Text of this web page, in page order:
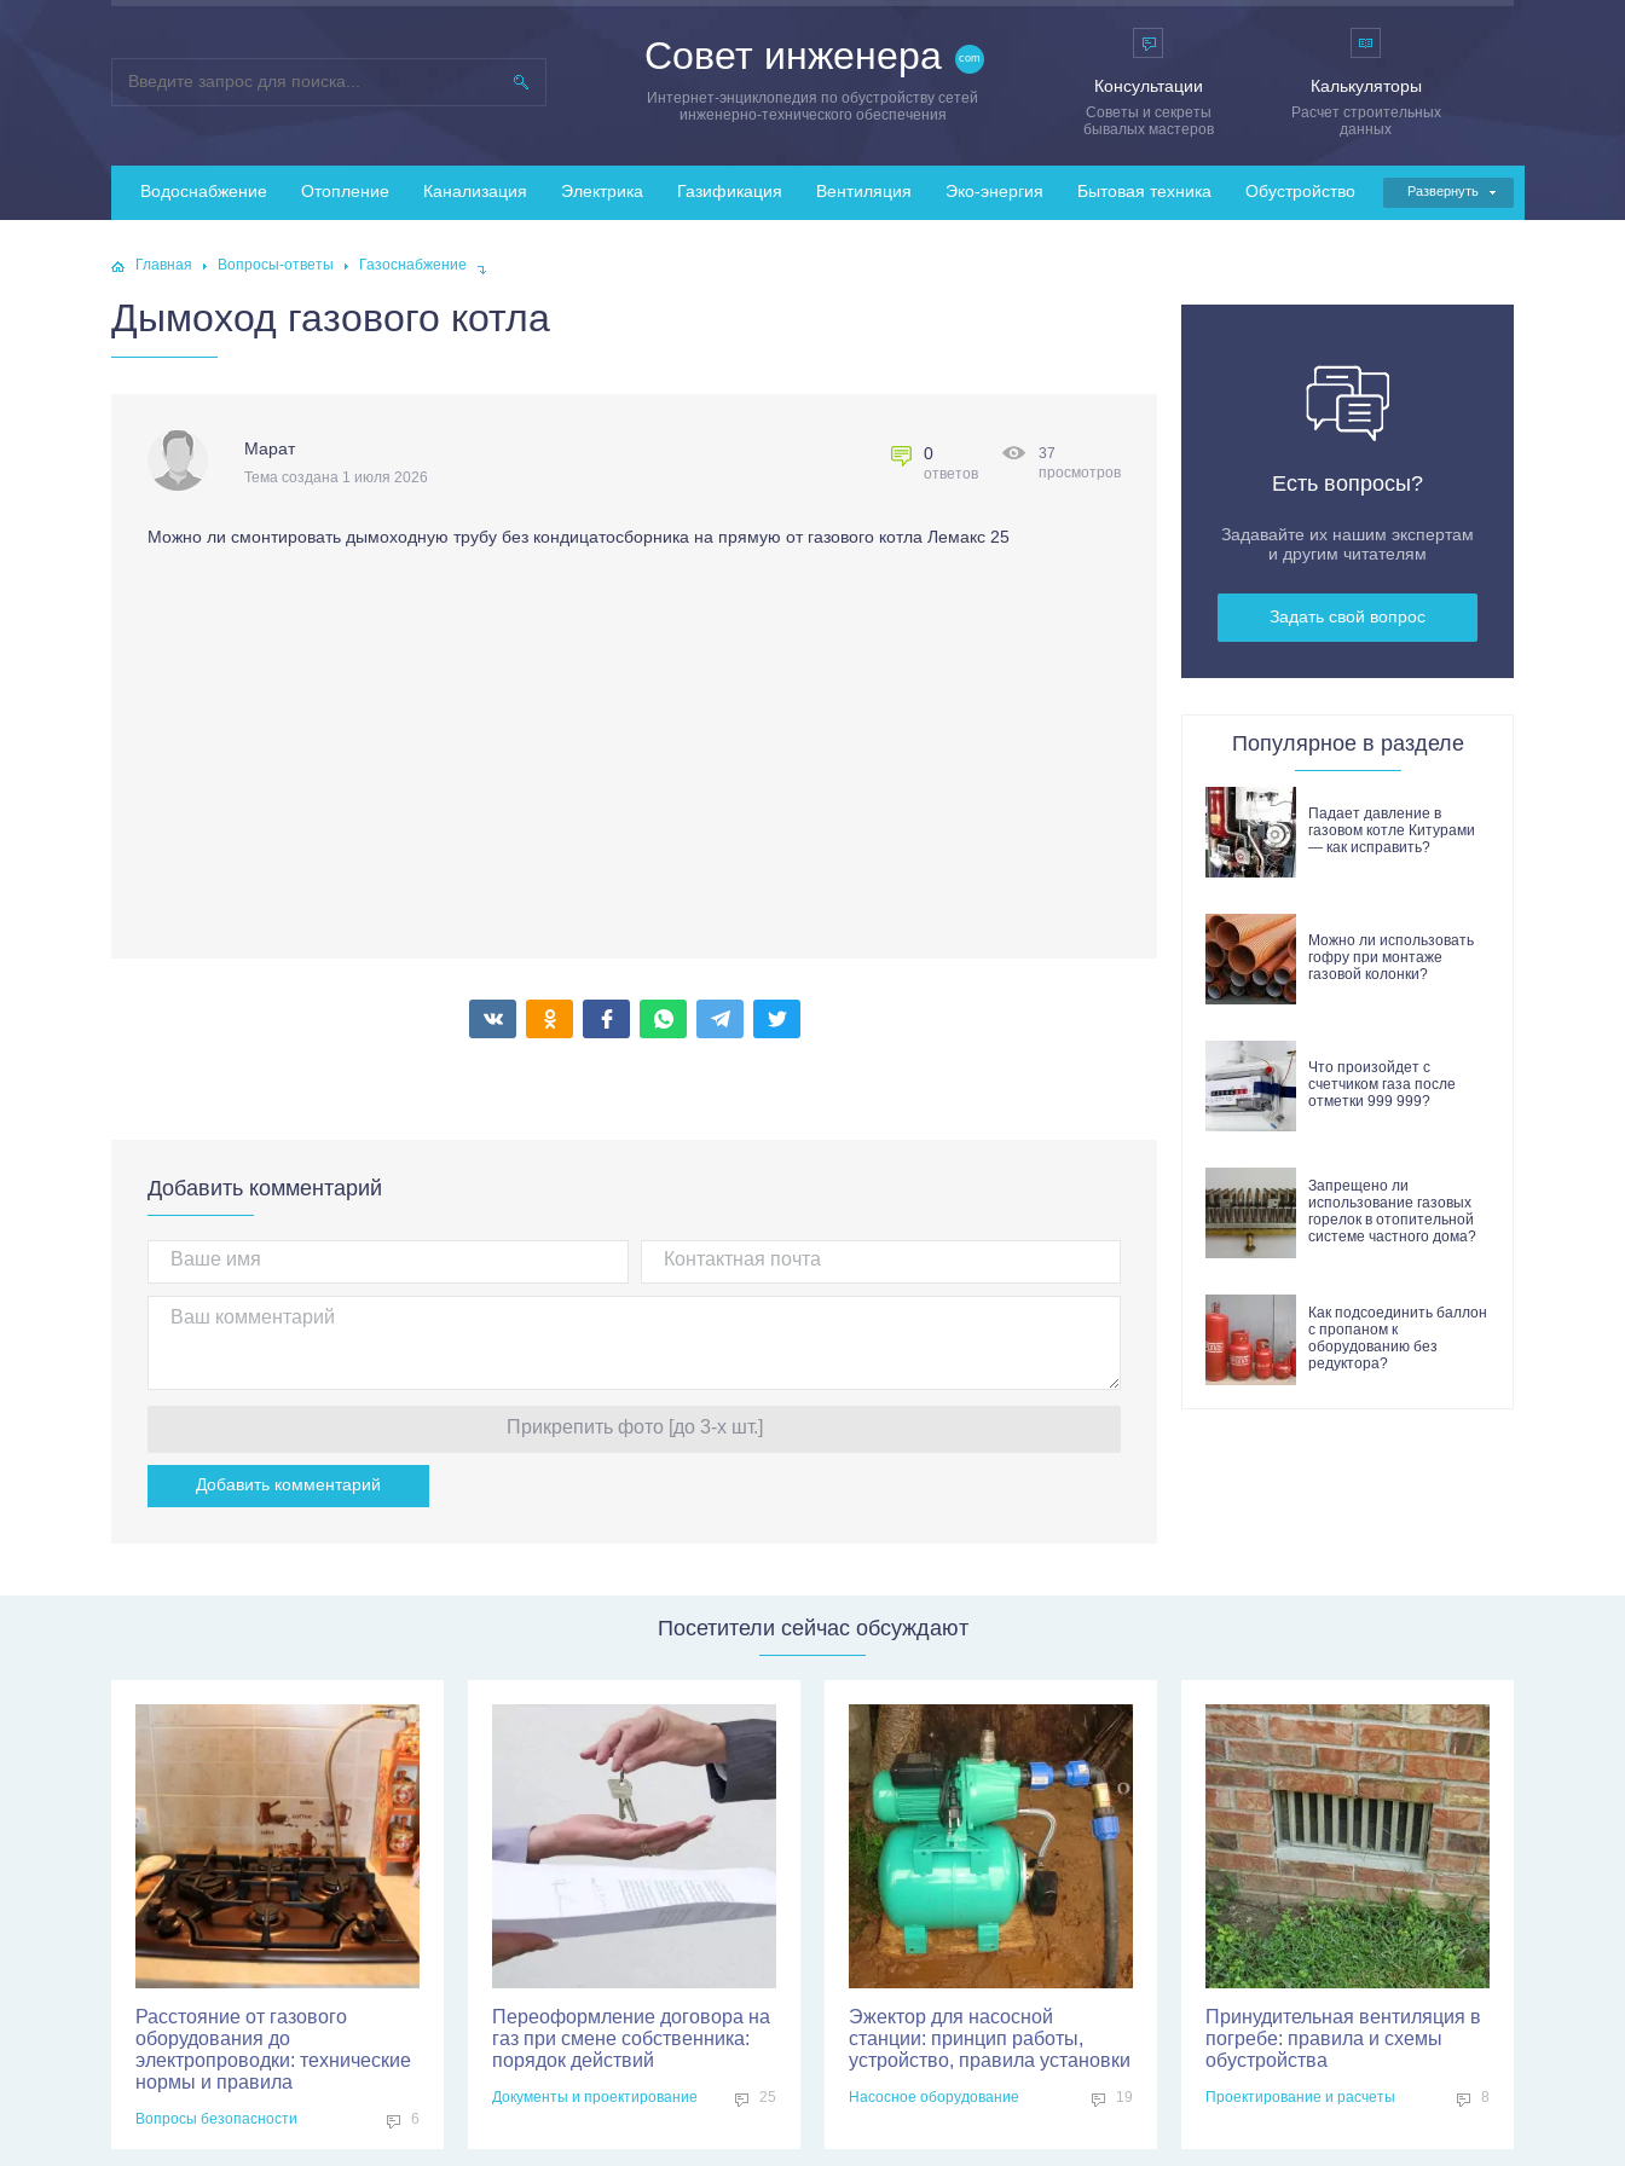
Совет инженера
Интернет-энциклопедия по обустройству сетей
инженерно-технического обеспечения
Водоснабжение Отопление Канализация Электрика Газификация Вентиляция Эко-энергия Бытовая техника Обустройство Развернуть
Консультации
Советы и секреты
бывалых мастеров
Калькуляторы
Расчет строительных
данных
Главная Вопросы-ответы Газоснабжение
Дымоход газового котла
Марат
Тема создана 1 июля 2026
0
ответов
37
просмотров
Можно ли смонтировать дымоходную трубу без кондицатосборника на прямую от газового котла Лемакс 25
Добавить комментарий
Прикрепить фото [до 3-х шт.]
Есть вопросы?
Задавайте их нашим экспертам
и другим читателям
Задать свой вопрос
Популярное в разделе
Падает давление в
газовом котле Китурами
— как исправить?
Можно ли использовать
гофру при монтаже
газовой колонки?
Что произойдет с
счетчиком газа после
отметки 999 999?
Запрещено ли
использование газовых
горелок в отопительной
системе частного дома?
Как подсоединить баллон
с пропаном к
оборудованию без
редуктора?
Посетители сейчас обсуждают
Расстояние от газового
оборудования до
электропроводки: технические
нормы и правила
Вопросы безопасности 6
Переоформление договора на
газ при смене собственника:
порядок действий
Документы и проектирование 25
Эжектор для насосной
станции: принцип работы,
устройство, правила установки
Насосное оборудование 19
Принудительная вентиляция в
погребе: правила и схемы
обустройства
Проектирование и расчеты 8